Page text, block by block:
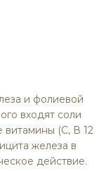
и фолиевой
входят соли
витамины (С, В 12
железа в
действие.